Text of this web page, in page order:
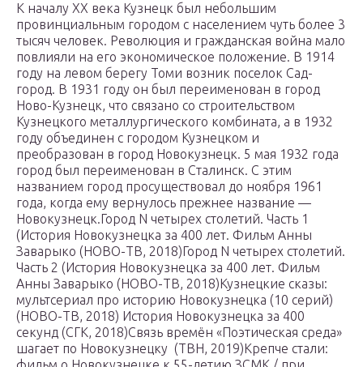
К началу XX века Кузнецк был небольшим
провинциальным городом с населением чуть более 3
тысяч человек. Революция и гражданская война мало
повлияли на его экономическое положение. В 1914
году на левом берегу Томи возник поселок Сад-
город. В 1931 году он был переименован в город
Ново-Кузнецк, что связано со строительством
Кузнецкого металлургического комбината, а в 1932
году объединен с городом Кузнецком и
преобразован в город Новокузнецк. 5 мая 1932 года
город был переименован в Сталинск. С этим
названием город просуществовал до ноября 1961
года, когда ему вернулось прежнее название —
Новокузнецк.Город N четырех столетий. Часть 1
(История Новокузнецка за 400 лет. Фильм Анны
Заварыко (НОВО-ТВ, 2018)Город N четырех столетий.
Часть 2 (История Новокузнецка за 400 лет. Фильм
Анны Заварыко (НОВО-ТВ, 2018)Кузнецкие сказы:
мультсериал про историю Новокузнецка (10 серий)
(НОВО-ТВ, 2018) История Новокузнецка за 400
секунд (СГК, 2018)Связь времён «Поэтическая среда»
шагает по Новокузнецку (ТВН, 2019)Крепче стали: